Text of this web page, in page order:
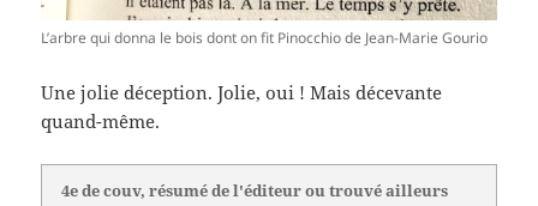
L’arbre qui donna le bois dont on fit Pinocchio de Jean-Marie Gourio
Une jolie déception. Jolie, oui ! Mais décevante
quand-même.
4e de couv, résumé de l'éditeur ou trouvé ailleurs